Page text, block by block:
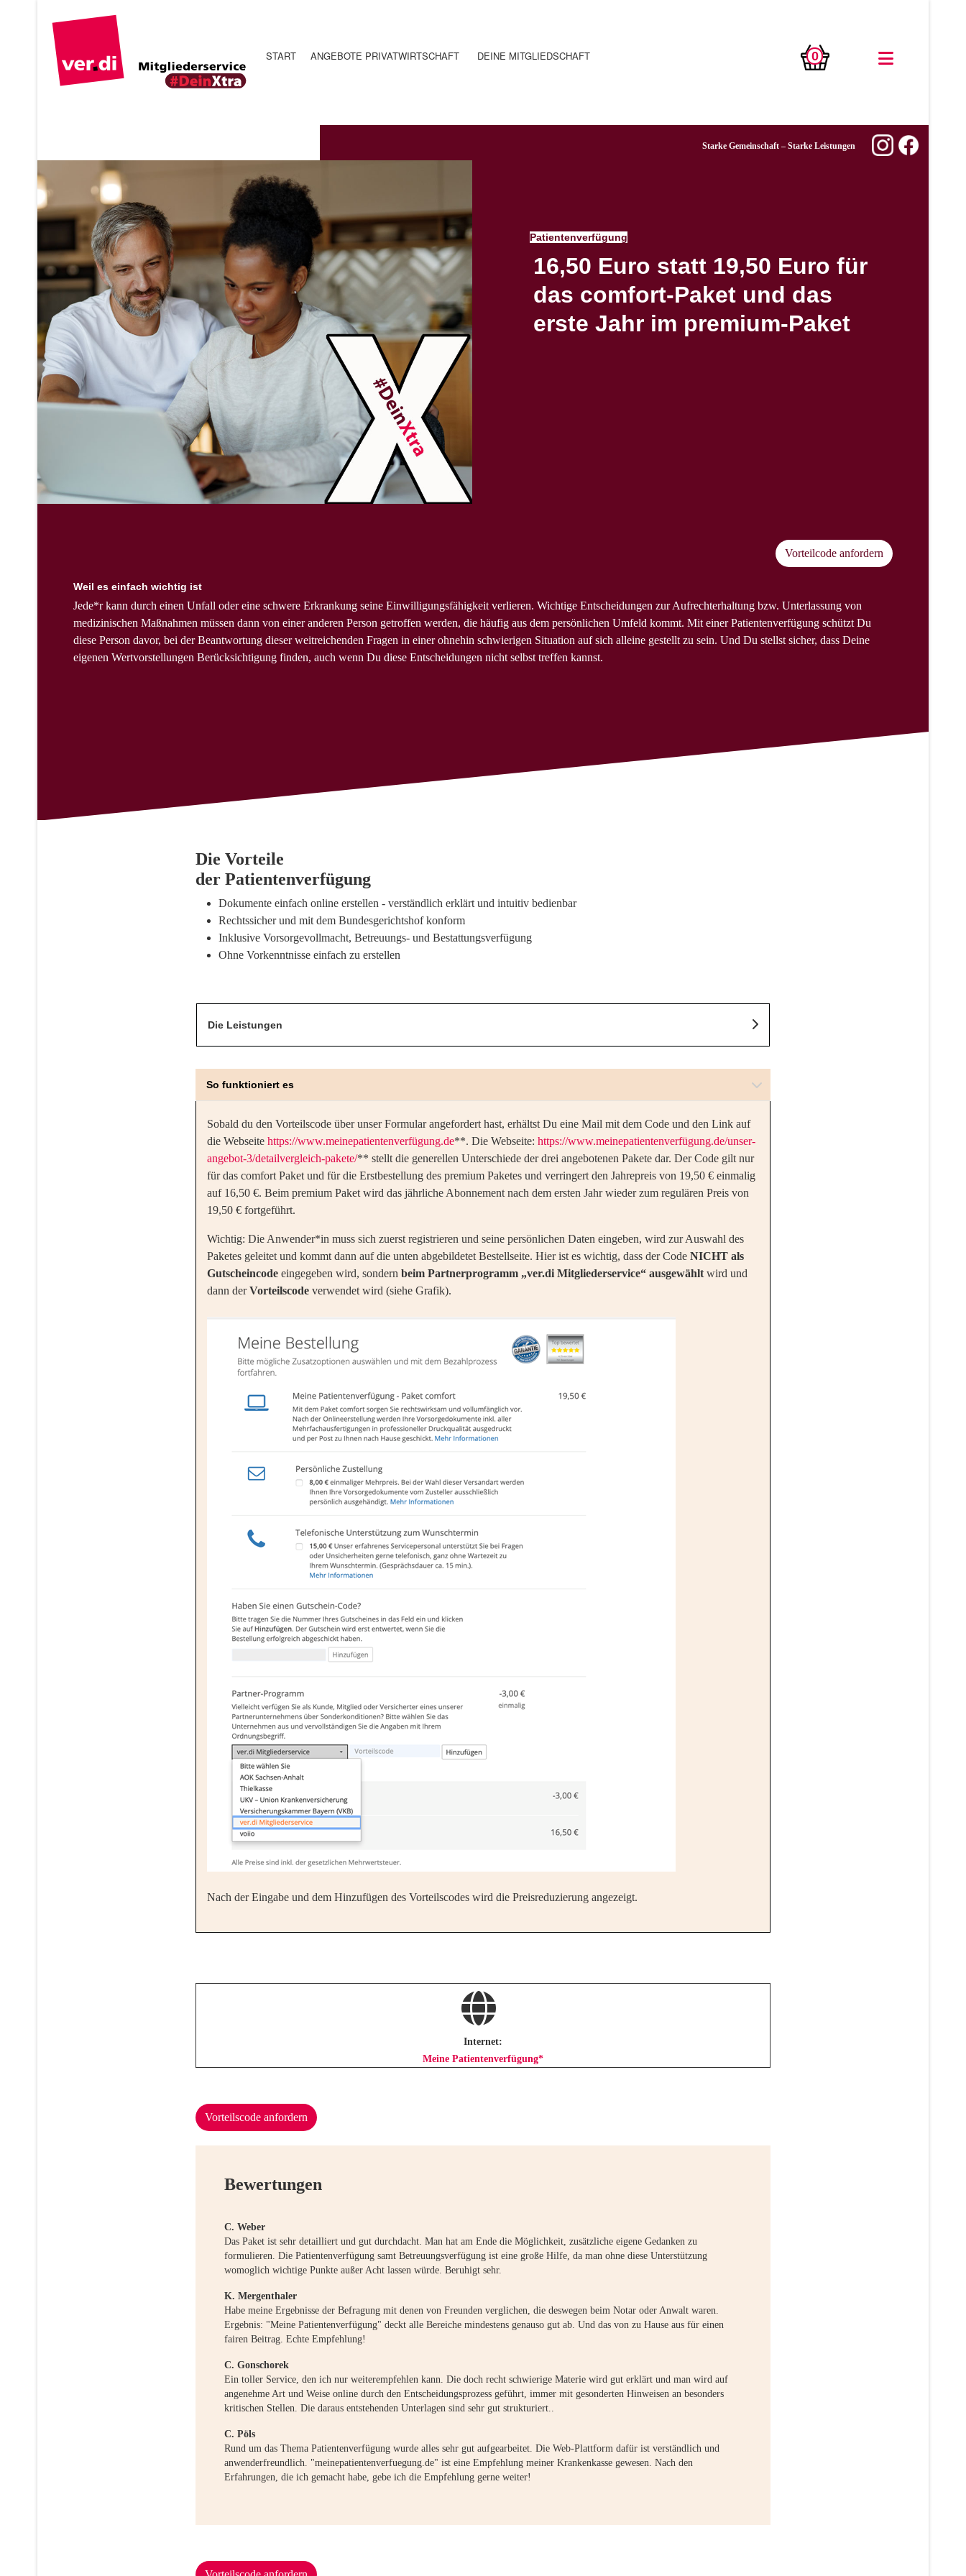
START ANGEBOTE PRIVATWIRTSCHAFT DEINE MITGLIEDSCHAFT 0
Starke Gemeinschaft – Starke Leistungen
Patientenverfügung
16,50 Euro statt 19,50 Euro für
das comfort-Paket und das
erste Jahr im premium-Paket
Vorteilcode anfordern
Weil es einfach wichtig ist
Jede*r kann durch einen Unfall oder eine schwere Erkrankung seine Einwilligungsfähigkeit verlieren. Wichtige Entscheidungen zur Aufrechterhaltung bzw. Unterlassung von
medizinischen Maßnahmen müssen dann von einer anderen Person getroffen werden, die häufig aus dem persönlichen Umfeld kommt. Mit einer Patientenverfügung schützt Du
diese Person davor, bei der Beantwortung dieser weitreichenden Fragen in einer ohnehin schwierigen Situation auf sich alleine gestellt zu sein. Und Du stellst sicher, dass Deine
eigenen Wertvorstellungen Berücksichtigung finden, auch wenn Du diese Entscheidungen nicht selbst treffen kannst.
Die Vorteile
der Patientenverfügung
Dokumente einfach online erstellen - verständlich erklärt und intuitiv bedienbar
Rechtssicher und mit dem Bundesgerichtshof konform
Inklusive Vorsorgevollmacht, Betreuungs- und Bestattungsverfügung
Ohne Vorkenntnisse einfach zu erstellen
Die Leistungen
So funktioniert es
Sobald du den Vorteilscode über unser Formular angefordert hast, erhältst Du eine Mail mit dem Code und den Link auf
die Webseite https://www.meinepatientenverfügung.de**. Die Webseite: https://www.meinepatientenverfügung.de/unser-
angebot-3/detailvergleich-pakete/** stellt die generellen Unterschiede der drei angebotenen Pakete dar. Der Code gilt nur
für das comfort Paket und für die Erstbestellung des premium Paketes und verringert den Jahrepreis von 19,50 € einmalig
auf 16,50 €. Beim premium Paket wird das jährliche Abonnement nach dem ersten Jahr wieder zum regulären Preis von
19,50 € fortgeführt.
Wichtig: Die Anwender*in muss sich zuerst registrieren und seine persönlichen Daten eingeben, wird zur Auswahl des
Paketes geleitet und kommt dann auf die unten abgebildetet Bestellseite. Hier ist es wichtig, dass der Code NICHT als
Gutscheincode eingegeben wird, sondern beim Partnerprogramm „ver.di Mitgliederservice“ ausgewählt wird und
dann derVorteilscode verwendet wird (siehe Grafik).
Nach der Eingabe und dem Hinzufügen des Vorteilscodes wird die Preisreduzierung angezeigt.
Internet:
Meine Patientenverfügung*
Vorteilscode anfordern
Bewertungen
C. Weber
Das Paket ist sehr detailliert und gut durchdacht. Man hat am Ende die Möglichkeit, zusätzliche eigene Gedanken zu
formulieren. Die Patientenverfügung samt Betreuungsverfügung ist eine große Hilfe, da man ohne diese Unterstützung
womoglich wichtige Punkte außer Acht lassen würde. Beruhigt sehr.
K. Mergenthaler
Habe meine Ergebnisse der Befragung mit denen von Freunden verglichen, die deswegen beim Notar oder Anwalt waren.
Ergebnis: "Meine Patientenverfügung" deckt alle Bereiche mindestens genauso gut ab. Und das von zu Hause aus für einen
fairen Beitrag. Echte Empfehlung!
C. Gonschorek
Ein toller Service, den ich nur weiterempfehlen kann. Die doch recht schwierige Materie wird gut erklärt und man wird auf
angenehme Art und Weise online durch den Entscheidungsprozess geführt, immer mit gesonderten Hinweisen an besonders
kritischen Stellen. Die daraus entstehenden Unterlagen sind sehr gut strukturiert..
C. Pöls
Rund um das Thema Patientenverfügung wurde alles sehr gut aufgearbeitet. Die Web-Plattform dafür ist verständlich und
anwenderfreundlich. "meinepatientenverfuegung.de" ist eine Empfehlung meiner Krankenkasse gewesen. Nach den
Erfahrungen, die ich gemacht habe, gebe ich die Empfehlung gerne weiter!